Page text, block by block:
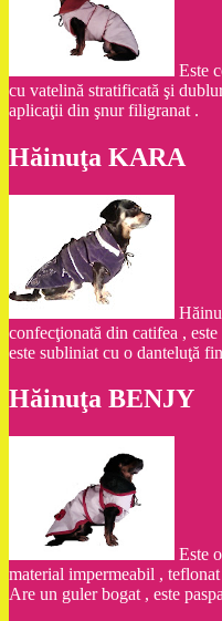
Este
cu vatelină stratificată şi
aplicaţii din şnur filigranat .
Hăinuţa KARA
confecţionată din catifea ,
este subliniat cu o danteluţă
Hăinuţa BENJY
Este
material impermeabil ,
Are un guler bogat , este